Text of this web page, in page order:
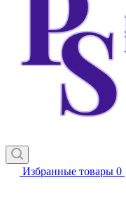
Избранные товары 0